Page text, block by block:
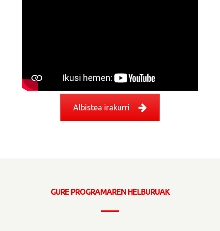
Albistea irakurri
GURE PROGRAMAREN HELBURUAK